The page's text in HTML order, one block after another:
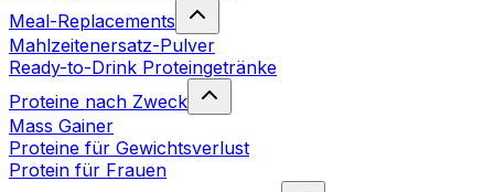
Meal-Replacements
Mahlzeitenersatz-Pulver
Ready-to-Drink Proteingetränke
Proteine nach Zweck
Mass Gainer
Proteine für Gewichtsverlust
Protein für Frauen